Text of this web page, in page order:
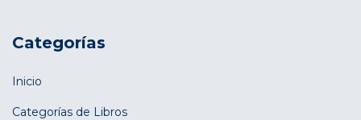
Categorías
Inicio
Categorías de Libros